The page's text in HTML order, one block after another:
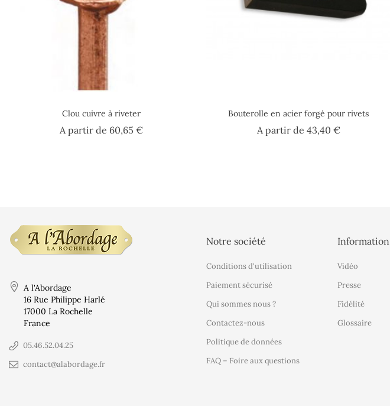
Clou cuivre à riveter
A partir de 60,65 €Prix
Bouterolle en acier forgé pour rivets
A partir de 43,40 €Prix
A l'Abordage
16 Rue Philippe Harlé
17000 La Rochelle
France
05.46.52.04.25
contact@alabordage.fr
Notre société
Conditions d'utilisation
Paiement sécurisé
Qui sommes nous ?
Contactez-nous
Politique de données
FAQ – Foire aux questions
Information
Vidéo
Presse
Fidélité
Glossaire